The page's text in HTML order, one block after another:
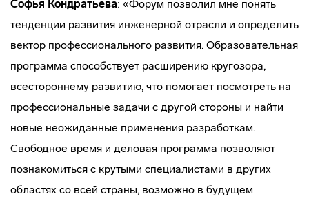
Софья Кондратьева: «Форум позволил мне понять
тенденции развития инженерной отрасли и определить
вектор профессионального развития. Образовательная
программа способствует расширению кругозора,
всестороннему развитию, что помогает посмотреть на
профессиональные задачи с другой стороны и найти
новые неожиданные применения разработкам.
Свободное время и деловая программа позволяют
познакомиться с крутыми специалистами в других
областях со всей страны, возможно в будущем